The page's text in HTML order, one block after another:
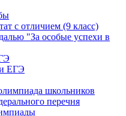
с отличием (9 класс)
"За особые успехи в
ЕГЭ
школьников
перечня